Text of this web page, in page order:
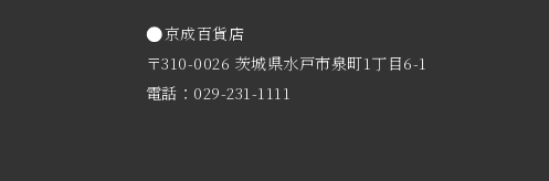
京成百貨店
〒310-0026 茨城県水戸市泉町1丁目6-1
電話：029-231-1111